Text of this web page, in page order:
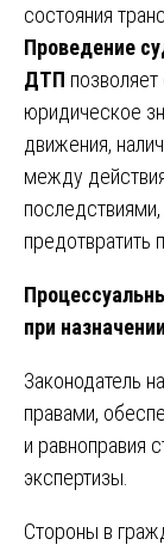
состояния
Проведение
ДТП
юридическое
движения,
между
предотвратить
при
Законодатель
правами,
и равноправия
экспертизы.
Стороны в